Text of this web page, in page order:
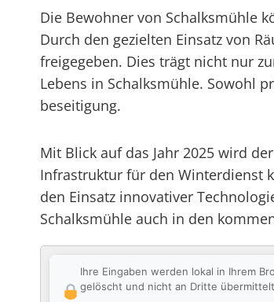
Die Bewohner von Schalksmühle
Durch den gezielten Einsatz von
freigegeben. Dies trägt nicht nur
Lebens in Schalksmühle. Sowohl
beseitigung.
Mit Blick auf das Jahr 2025 wird
Infrastruktur für den Winterdienst
den Einsatz innovativer
Schalksmühle auch in den
Ihre Eingaben werden lokal in Ihrem
gelöscht und nicht an Dritte